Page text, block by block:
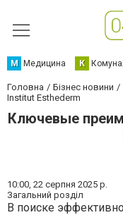
М Медицина К
Головна Бізнес новини
Institut Esthederm
Ключевые
10:00, 22 серпня 2025 р.
Загальний розділ
В поиске